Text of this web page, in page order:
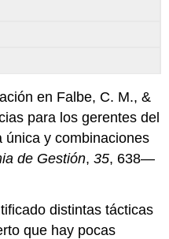
en Falbe, C. M., &
para los gerentes del
única y combinaciones
de Gestión,35, 638—
distintas tácticas
que hay pocas